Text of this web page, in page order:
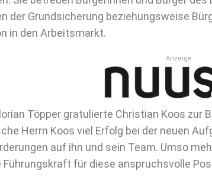
der Grundsicherung beziehungsweise
in den Arbeitsmarkt.
Anzeige
Töpper gratulierte Christian Koos zur
Herrn Koos viel Erfolg bei der neuen
auf ihn und sein Team. Umso
Führungskraft für diese anspruchsvolle